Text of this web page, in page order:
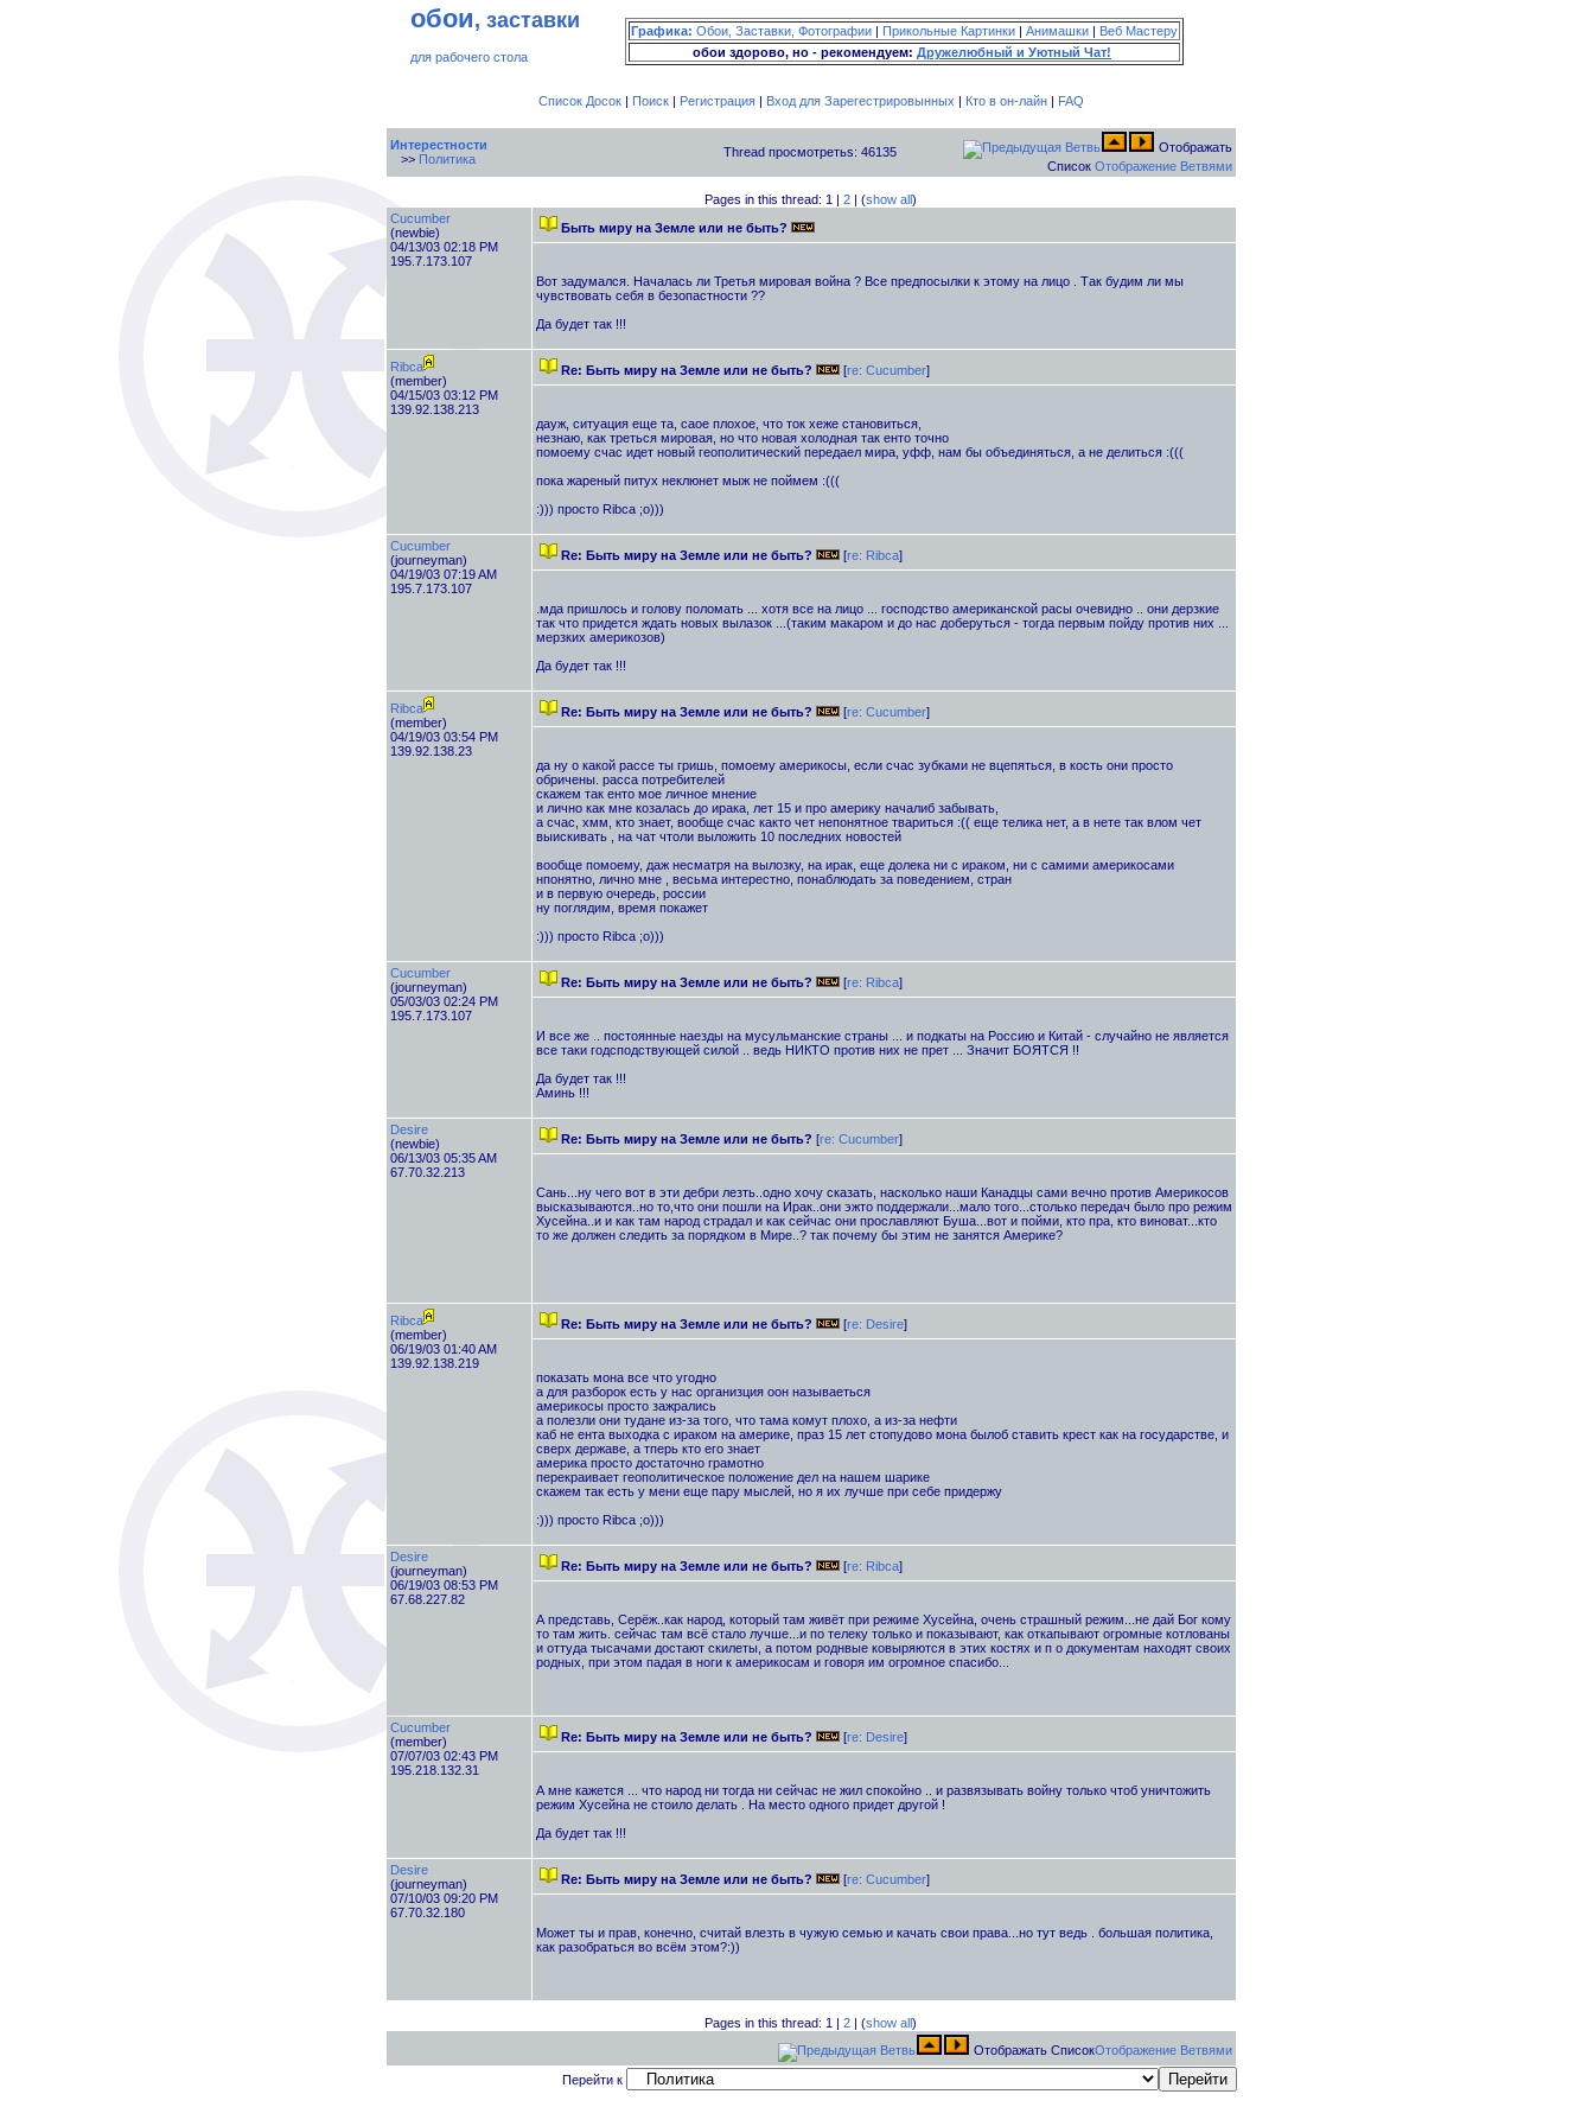
обои, заставки
для рабочего стола
Графика: Обои, Заставки, Фотографии | Прикольные Картинки | Анимашки | Веб Мастеру
обои здорово, но - рекомендуем: Дружелюбный и Уютный Чат!
Список Досок| Поиск| Регистрация| Вход для Зарегестрировынных | Кто в он-лайн| FAQ
Интерестности
>> Политика Thread просмотретьs: 46135
Отображать
Список Отображение Ветвями
Pages in this thread: 1 | 2 | (show all)
Cucumber
(newbie)
04/13/03 02:18 PM
195.7.173.107
Быть миру на Земле или не быть?
Вот задумался. Началась ли Третья мировая война ? Все предпосылки к этому на лицо . Так будим ли мы
чувствовать себя в безопастности ??
Да будет так !!!
Ribca
(member)
04/15/03 03:12 PM
139.92.138.213
Re: Быть миру на Земле или не быть? [re: Cucumber]
дауж, ситуация еще та, саое плохое, что ток хеже становиться,
незнаю, как треться мировая, но что новая холодная так енто точно
помоему счас идет новый геополитический передаел мира, уфф, нам бы объединяться, а не делиться :(((
пока жареный питух неклюнет мыж не поймем :(((
:))) просто Ribca ;о)))
Cucumber
(journeyman)
04/19/03 07:19 AM
195.7.173.107
Re: Быть миру на Земле или не быть? [re: Ribca]
.мда пришлось и голову поломать ... хотя все на лицо ... господство американской расы очевидно .. они дерзкие
так что придется ждать новых вылазок ...(таким макаром и до нас доберуться - тогда первым пойду против них ...
мерзких америкозов)
Да будет так !!!
Ribca
(member)
04/19/03 03:54 PM
139.92.138.23
Re: Быть миру на Земле или не быть? [re: Cucumber]
да ну о какой рассе ты гришь, помоему америкосы, если счас зубками не вцепяться, в кость они просто
обричены. расса потребителей
скажем так енто мое личное мнение
и лично как мне козалась до ирака, лет 15 и про америку началиб забывать,
а счас, хмм, кто знает, вообще счас както чет непонятное твариться :(( еще телика нет, а в нете так влом чет
выискивать , на чат чтоли выложить 10 последних новостей
вообще помоему, даж несматря на вылозку, на ирак, еще долека ни с ираком, ни с самими америкосами
нпонятно, лично мне , весьма интерестно, понаблюдать за поведением, стран
и в первую очередь, россии
ну поглядим, время покажет
:))) просто Ribca ;о)))
Cucumber
(journeyman)
05/03/03 02:24 PM
195.7.173.107
Re: Быть миру на Земле или не быть? [re: Ribca]
И все же .. постоянные наезды на мусульманские страны ... и подкаты на Россию и Китай - случайно не является
все таки годсподствующей силой .. ведь НИКТО против них не прет ... Значит БОЯТСЯ !!
Да будет так !!!
Аминь !!!
Desire
(newbie)
06/13/03 05:35 AM
67.70.32.213
Re: Быть миру на Земле или не быть? [re: Cucumber]
Сань...ну чего вот в эти дебри лезть..одно хочу сказать, насколько наши Канадцы сами вечно против Америкосов
высказываются..но то,что они пошли на Ирак..они эжто поддержали...мало того...столько передач было про режим
Хусейна..и и как там народ страдал и как сейчас они прославляют Буша...вот и пойми, кто пра, кто виноват...кто
то же должен следить за порядком в Мире..? так почему бы этим не занятся Америке?
Ribca
(member)
06/19/03 01:40 AM
139.92.138.219
Re: Быть миру на Земле или не быть? [re: Desire]
показать мона все что угодно
а для разборок есть у нас организция оон называеться
америкосы просто зажрались
а полезли они тудане из-за того, что тама комут плохо, а из-за нефти
каб не ента выходка с ираком на америке, праз 15 лет стопудово мона былоб ставить крест как на государстве, и
сверх державе, а тперь кто его знает
америка просто достаточно грамотно
перекраивает геополитическое положение дел на нашем шарике
скажем так есть у мени еще пару мыслей, но я их лучше при себе придержу
:))) просто Ribca ;о)))
Desire
(journeyman)
06/19/03 08:53 PM
67.68.227.82
Re: Быть миру на Земле или не быть? [re: Ribca]
А представь, Серёж..как народ, который там живёт при режиме Хусейна, очень страшный режим...не дай Бог кому
то там жить. сейчас там всё стало лучше...и по телеку только и показывают, как откапывают огромные котлованы
и оттуда тысачами достают скилеты, а потом роднвые ковыряются в этих костях и п о документам находят своих
родных, при этом падая в ноги к америкосам и говоря им огромное спасибо...
Cucumber
(member)
07/07/03 02:43 PM
195.218.132.31
Re: Быть миру на Земле или не быть? [re: Desire]
А мне кажется ... что народ ни тогда ни сейчас не жил спокойно .. и развязывать войну только чтоб уничтожить
режим Хусейна не стоило делать . На место одного придет другой !
Да будет так !!!
Desire
(journeyman)
07/10/03 09:20 PM
67.70.32.180
Re: Быть миру на Земле или не быть? [re: Cucumber]
Может ты и прав, конечно, считай влезть в чужую семью и качать свои права...но тут ведь . большая политика,
как разобраться во всём этом?:))
Pages in this thread: 1 | 2 | (show all)
Отображать СписокОтображение Ветвями
Перейти к